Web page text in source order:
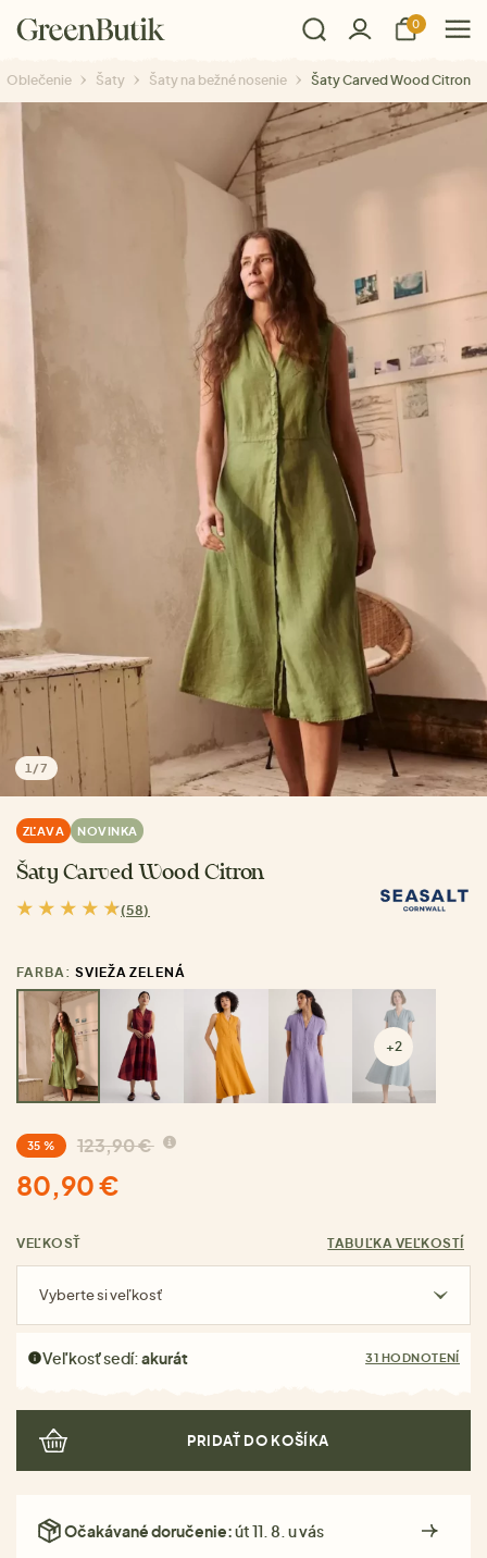
0
Oblečenie Šaty Šaty na bežné nosenie Šaty Carved Wood Citron
1 /7
ZĽAVA NOVINKA
Šaty Carved Wood Citron
(58)
FARBA: SVIEŽA ZELENÁ
+2
35 % 123,90 €
80,90 €
VEĽKOSŤ TABUĽKA VEĽKOSTÍ
Vyberte si veľkosť
Veľkosť sedí:akurát 31 HODNOTENÍ
PRIDAŤ DO KOŠÍKA
Očakávané doručenie:út 11. 8. u vás